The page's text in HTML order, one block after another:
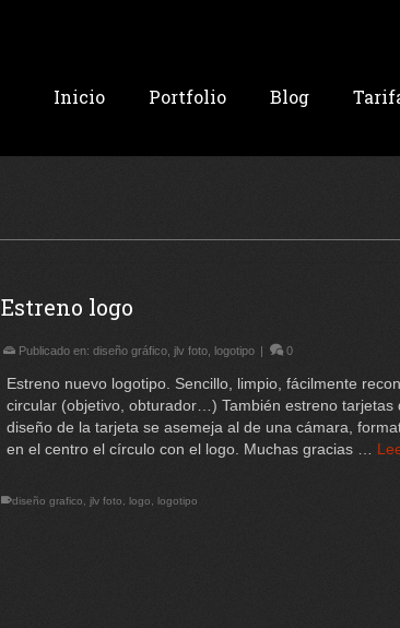
Inicio Portfolio Blog
Estreno logo
Publicado en: diseño gráfico, jlv foto, logotipo | 0
Estreno nuevo logotipo. Sencillo, limpio, fácilmente
circular (objetivo, obturador…) También estreno tarjetas
diseño de la tarjeta se asemeja al de una cámara,
en el centro el círculo con el logo. Muchas gracias …
diseño grafico jlv foto logo logotipo